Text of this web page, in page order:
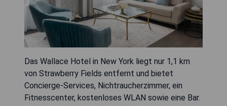
Das Wallace Hotel in New York liegt nur 1,1 km
von Strawberry Fields entfernt und bietet
Concierge-Services, Nichtraucherzimmer, ein
Fitnesscenter, kostenloses WLAN sowie eine Bar.